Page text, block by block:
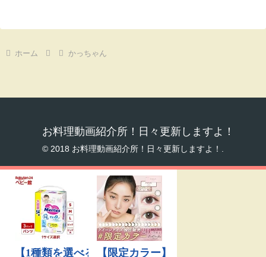
ホーム かっちゃん
お料理動画紹介所！日々更新しますよ！
© 2018 お料理動画紹介所！日々更新しますよ！.